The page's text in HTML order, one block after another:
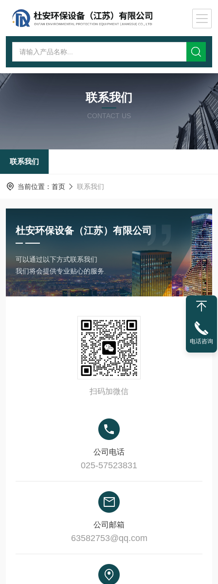
联系我们
CONTACT US
联系我们
当前位置： 首页 联系我们
杜安环保设备（江苏）有限公司
可以通过以下方式联系我们
我们将会提供专业贴心的服务
扫码加微信
公司电话
025-57523831
公司邮箱
63582753@qq.com
电话咨询